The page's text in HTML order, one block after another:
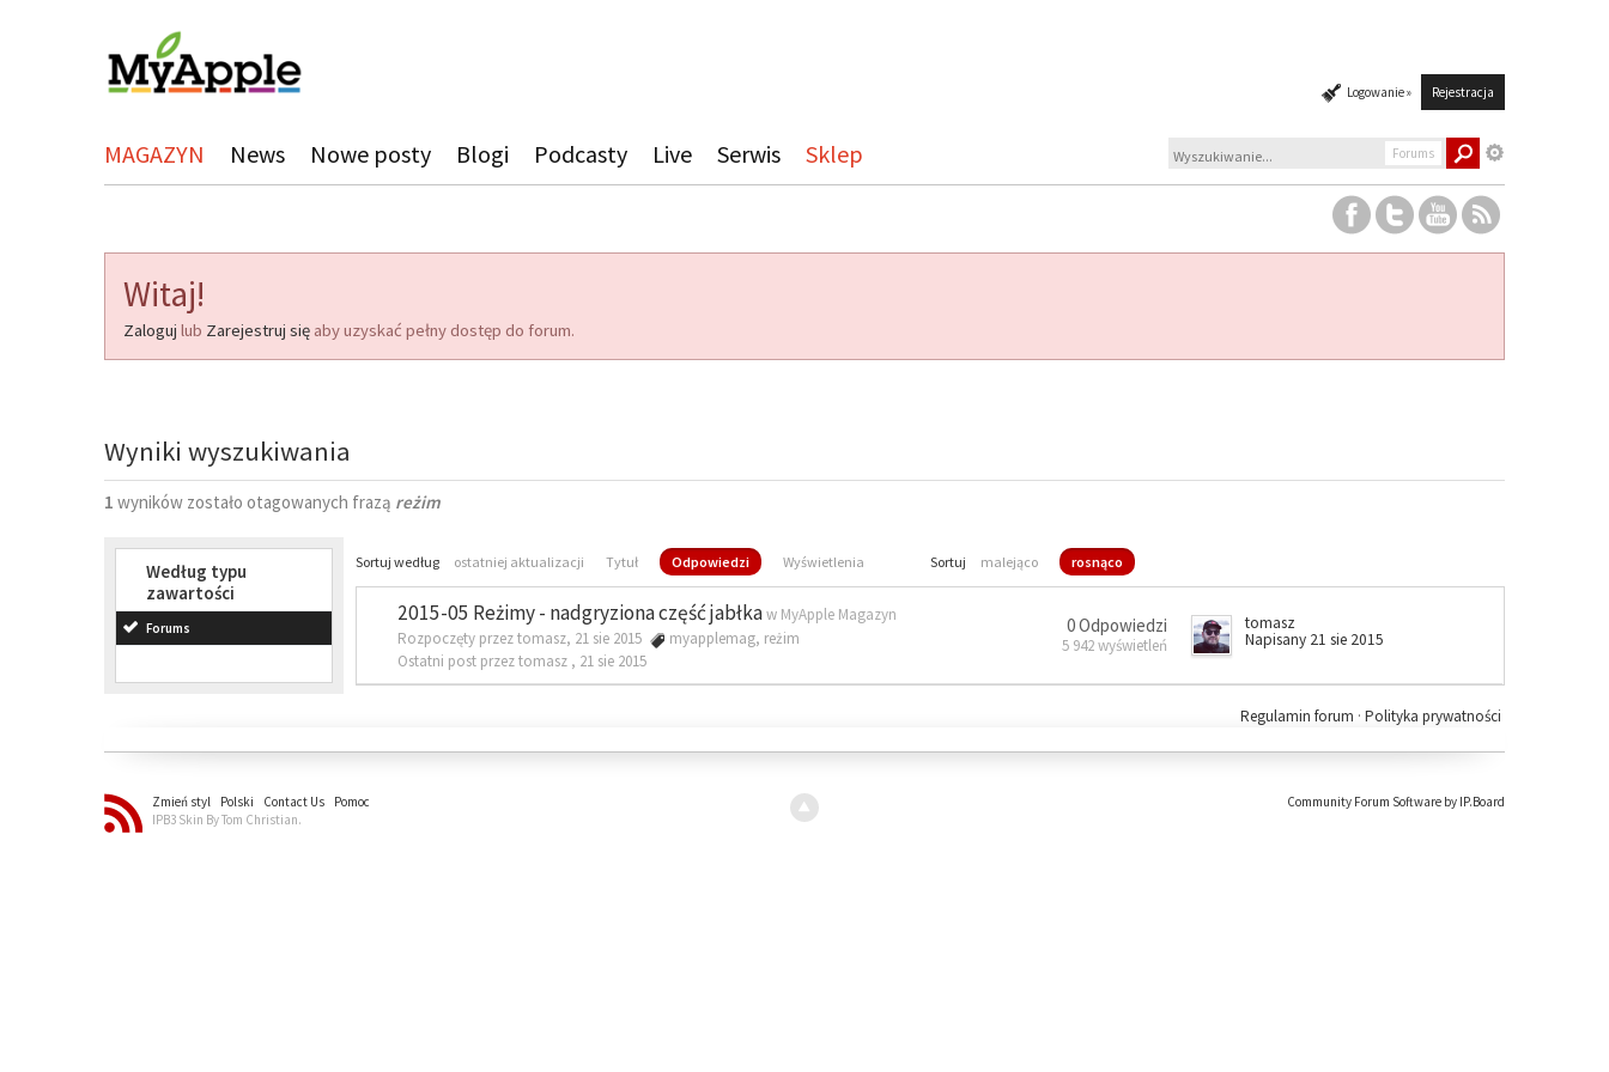
Logowanie » Rejestracja
MAGAZYN News Nowe posty Blogi Podcasty Live Serwis Sklep Forums
Witaj!
Zaloguj lub Zarejestruj się aby uzyskać pełny dostęp do forum.
Wyniki wyszukiwania
1 wyników zostało otagowanych frazą reżim
Według typu
zawartości
Forums
Sortuj według ostatniej aktualizacji Tytuł Odpowiedzi Wyświetlenia Sortuj malejąco rosnąco
2015-05 Reżimy - nadgryziona część jabłkaw MyApple Magazyn
Rozpoczęty przez tomasz, 21 sie 2015
myapplemag, reżim
Ostatni post przez tomasz , 21 sie 2015
0 Odpowiedzi
5 942 wyświetleń
tomasz
Napisany 21 sie 2015
Polityka prywatności
Regulamin forum ·
Zmień styl Polski Contact Us
Pomoc
IPB3 Skin By Tom Christian.
Community Forum Software by IP.Board